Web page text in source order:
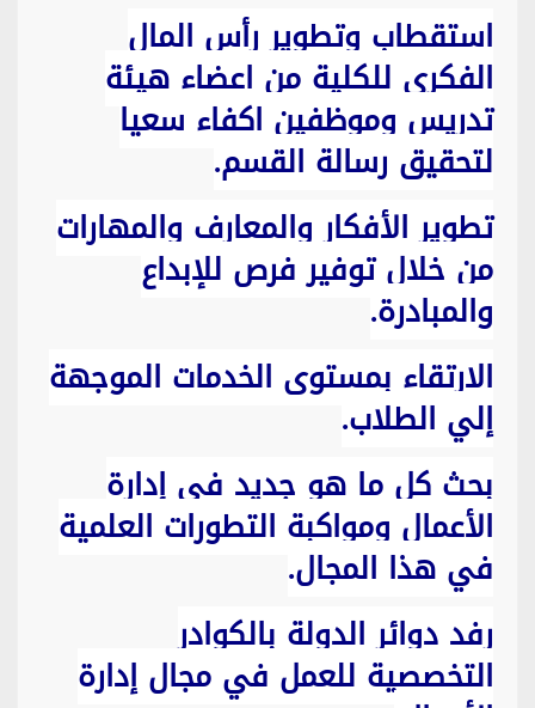
استقطاب وتطوير رأس المال
الفكري للكلية من اعضاء هيئة
تدريس وموظفين اكفاء سعيا
لتحقيق رسالة القسم.
تطوير الأفكار والمعارف والمهارات
من خلال توفير فرص للإبداع
والمبادرة.
الارتقاء بمستوى الخدمات الموجهة
إلي الطلاب.
بحث كل ما هو جديد في إدارة
الأعمال ومواكبة التطورات العلمية
في هذا المجال.
رفد دوائر الدولة بالكوادر
التخصصية للعمل في مجال إدارة